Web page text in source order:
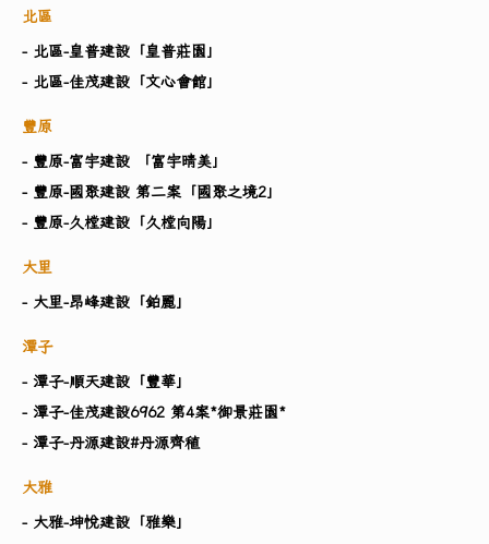
北區
- 北區-皇普建設「皇普莊園」
- 北區-佳茂建設「文心會館」
豐原
- 豐原-富宇建設 「富宇晴美」
- 豐原-國聚建設 第二案「國聚之境2」
- 豐原-久樘建設「久樘向陽」
大里
- 大里-昂峰建設「鉑麗」
潭子
- 潭子-順天建設「豐華」
- 潭子-佳茂建設6962 第4案*御景莊園*
- 潭子-丹源建設#丹源齊稙
大雅
- 大雅-坤悅建設「雅樂」